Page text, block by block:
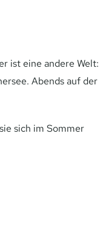
ist eine andere Welt:
Abends auf der
sich im Sommer